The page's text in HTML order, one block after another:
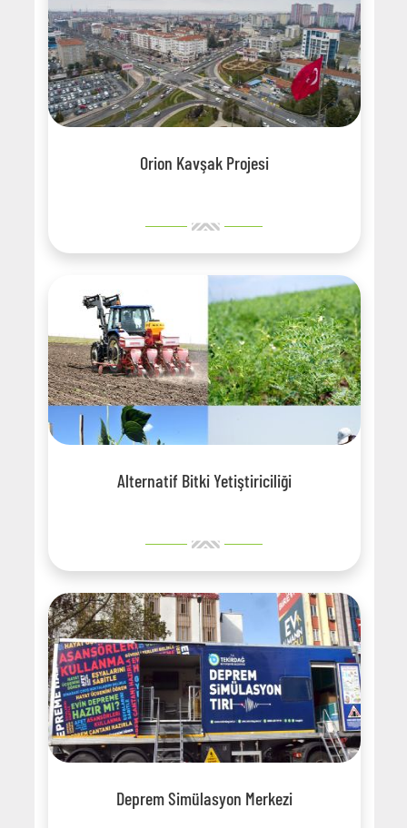
Orion Kavşak Projesi
Alternatif Bitki Yetiştiriciliği
Deprem Simülasyon Merkezi